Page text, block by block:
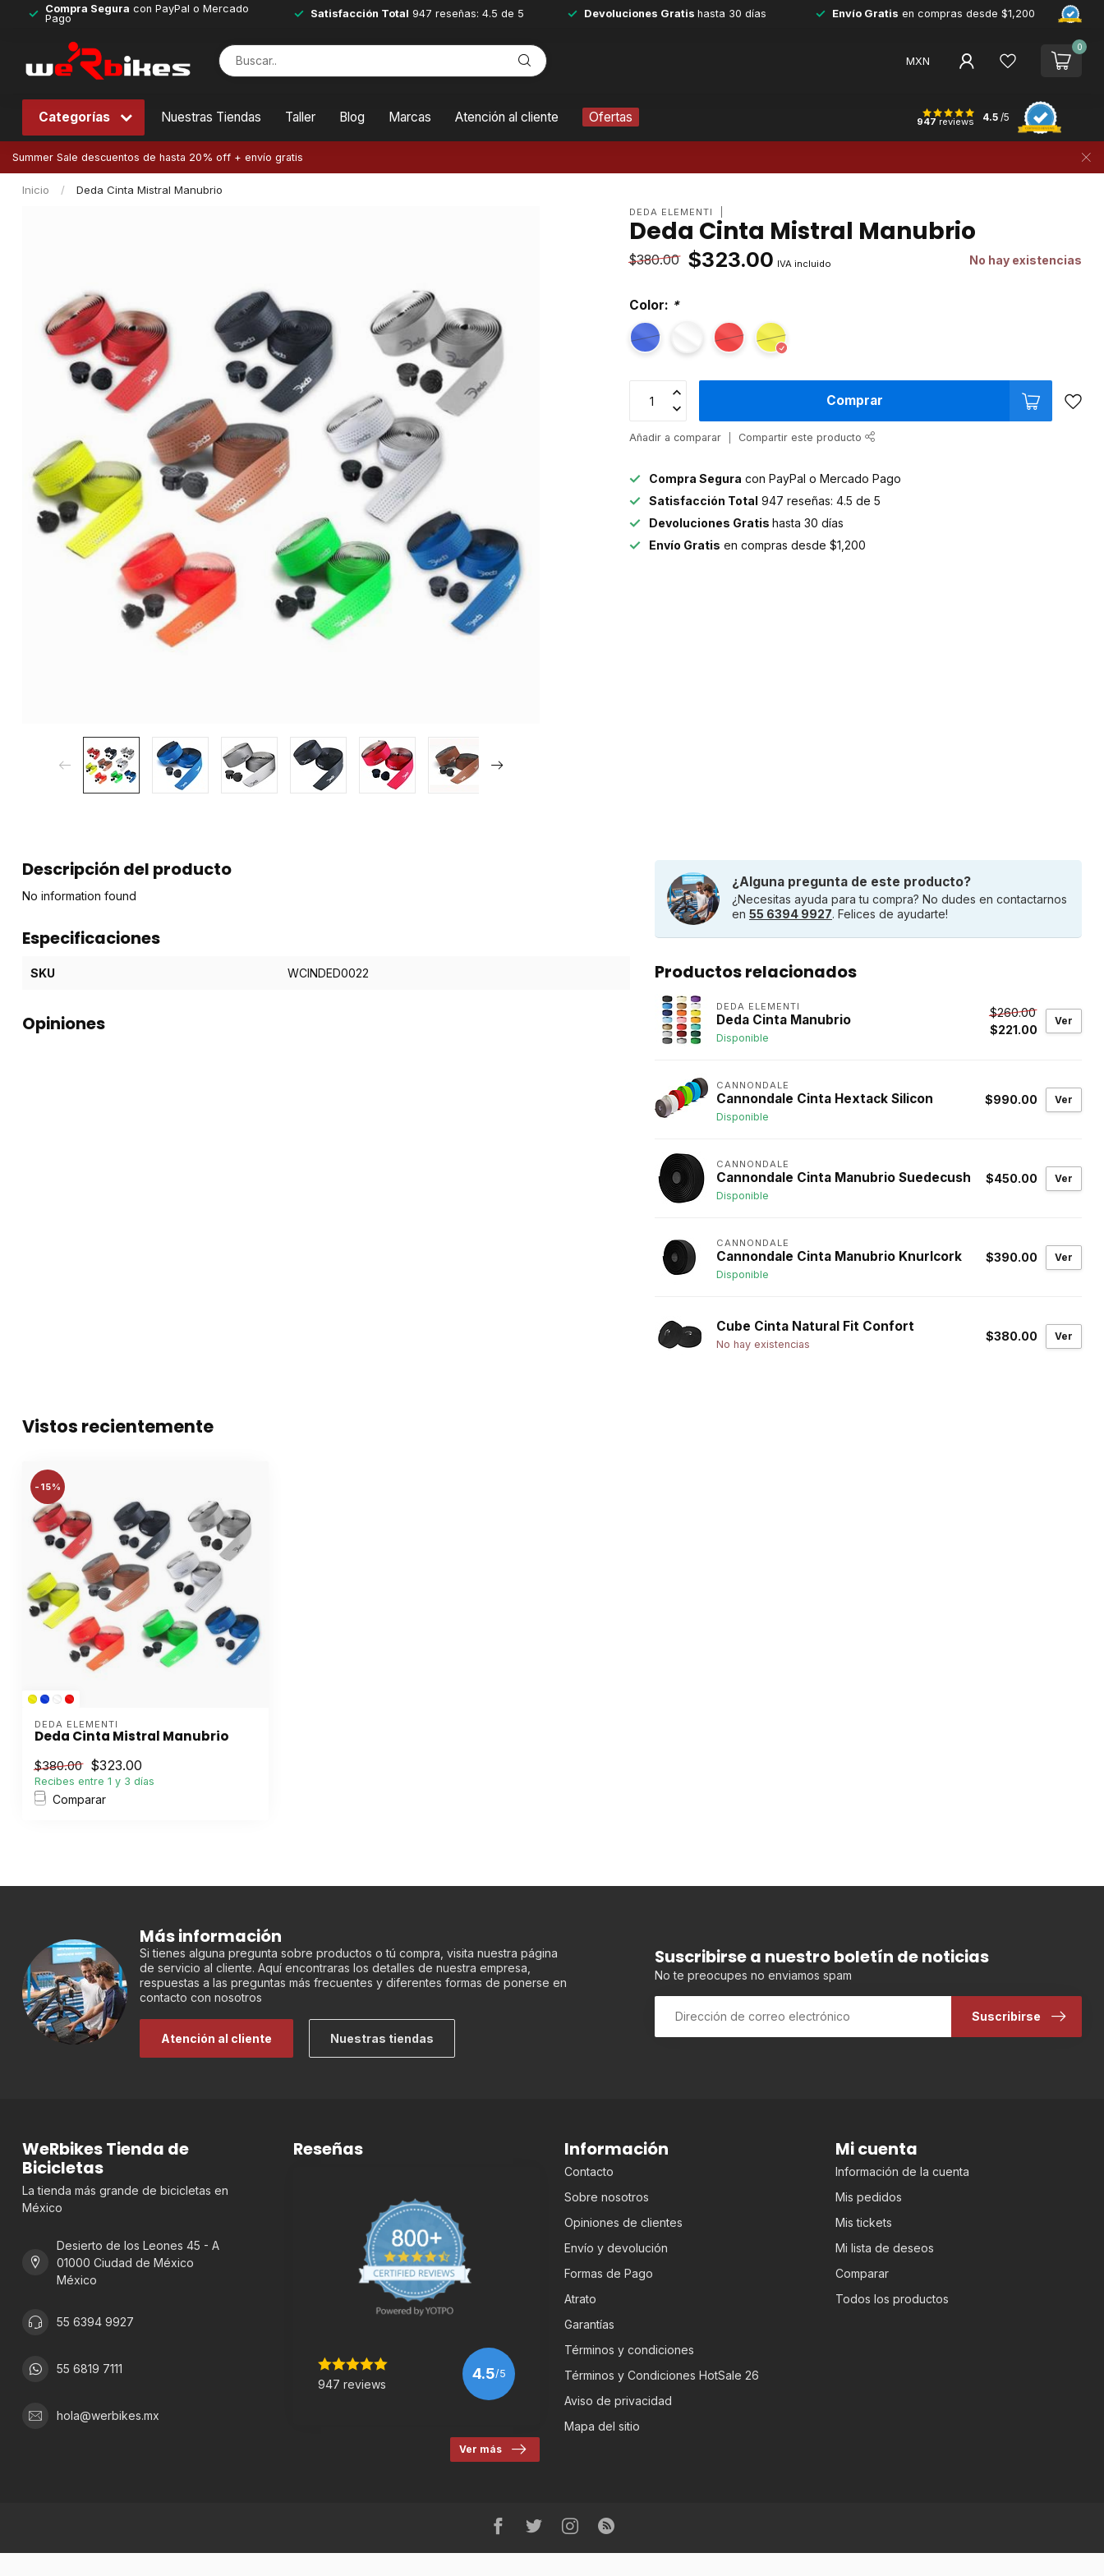
Compra Segura con PayPal o Mercado
Pago
Satisfacción Total 947 reseñas: 4.5 de 5 Devoluciones Gratis hasta 30 días Envío Gratis en compras desde $1,200
MXN
0
Categorías Nuestras Tiendas Taller Blog Marcas Atención al cliente Ofertas 947 reviews 4.5 /5
Summer Sale descuentos de hasta 20% off + envío gratis
Inicio / Deda Cinta Mistral Manubrio
DEDA ELEMENTI
Deda Cinta Mistral Manubrio
$380.00 $323.00 IVA incluido No hay existencias
Color: *
Comprar
Añadir a comparar Compartir este producto
Compra Segura con PayPal o Mercado Pago
Satisfacción Total 947 reseñas: 4.5 de 5
Devoluciones Gratishasta 30 días
Envío Gratis en compras desde $1,200
Descripción del producto
No information found
Especificaciones
SKU WCINDED0022
Opiniones
¿Alguna pregunta de este producto?
¿Necesitas ayuda para tu compra? No dudes en contactarnos
en 55 6394 9927. Felices de ayudarte!
Productos relacionados
DEDA ELEMENTI
Deda Cinta Manubrio
Disponible
$260.00
$221.00
Ver
CANNONDALE
Cannondale Cinta Hextack Silicon
Disponible
$990.00 Ver
CANNONDALE
Cannondale Cinta Manubrio Suedecush
Disponible
$450.00 Ver
CANNONDALE
Cannondale Cinta Manubrio Knurlcork
Disponible
$390.00 Ver
Cube Cinta Natural Fit Confort
No hay existencias
$380.00 Ver
Vistos recientemente
-15%
DEDA ELEMENTI
Deda Cinta Mistral Manubrio
$380.00 $323.00
Recibes entre 1 y 3 días
Comparar
Más información
Si tienes alguna pregunta sobre productos o tú compra, visita nuestra página
de servicio al cliente. Aquí encontraras los detalles de nuestra empresa,
respuestas a las preguntas más frecuentes y diferentes formas de ponerse en
contacto con nosotros
Atención al cliente Nuestras tiendas
Suscribirse a nuestro boletín de noticias
No te preocupes no enviamos spam
Suscribirse
WeRbikes Tienda de
Bicicletas
La tienda más grande de bicicletas en
México
Desierto de los Leones 45 - A
01000 Ciudad de México
México
55 6394 9927
55 6819 7111
hola@werbikes.mx
Reseñas
947 reviews
4.5/5
Ver más
Información
Contacto
Sobre nosotros
Opiniones de clientes
Envío y devolución
Formas de Pago
Atrato
Garantías
Términos y condiciones
Términos y Condiciones HotSale 26
Aviso de privacidad
Mapa del sitio
Mi cuenta
Información de la cuenta
Mis pedidos
Mis tickets
Mi lista de deseos
Comparar
Todos los productos